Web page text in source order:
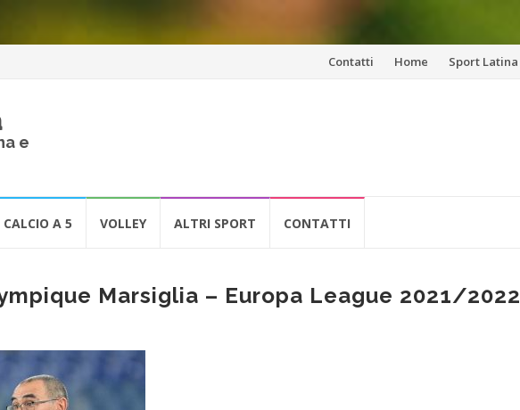
VaiContatti Home Sport Latina
e
CALCIO A 5 VOLLEY ALTRI SPORT CONTATTI
Marsiglia – Europa League 2021/2022